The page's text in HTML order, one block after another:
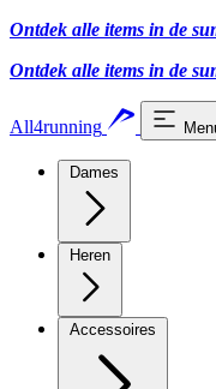
Ontdek alle items in de
Ontdek alle items in de
All4running
Dames
Heren
Accessoires